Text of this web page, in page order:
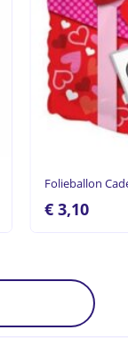
Folieballon
€3,10